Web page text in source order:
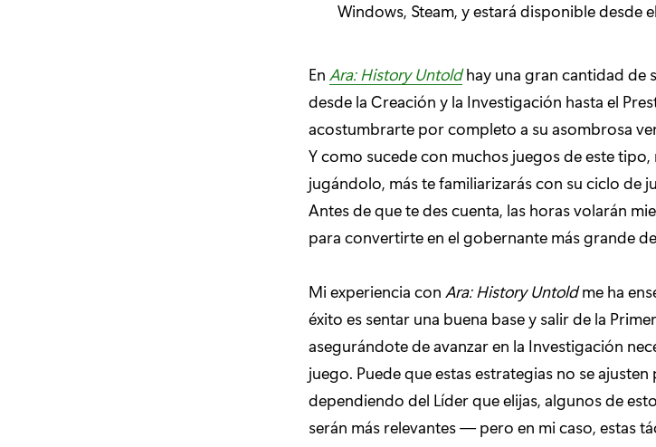
Windows, Steam, y estará disponible desde
En Ara: History Untoldhay una gran cantidad de
desde la Creación y la Investigación hasta el
acostumbrarte por completo a su asombrosa
Y como sucede con muchos juegos de este
jugándolo, más te familiarizarás con su ciclo de
Antes de que te des cuenta, las horas volarán
para convertirte en el gobernante más grande
Mi experiencia con Ara: History Untoldme ha
éxito es sentar una buena base y salir de la
asegurándote de avanzar en la Investigación
juego. Puede que estas estrategias no se
dependiendo del Líder que elijas, algunos de
serán más relevantes — pero en mi caso, estas